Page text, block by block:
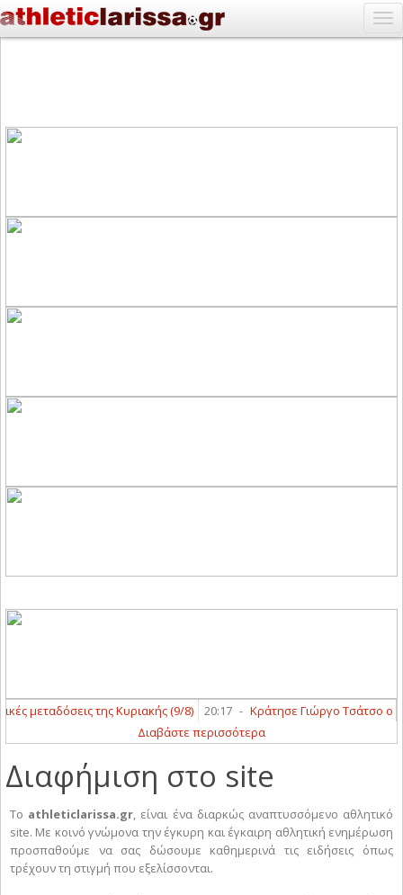
μεταδόσεις της Κυριακής (9/8) 20:17 -
Κράτησε Γιώργο Τσάτσο ο
Διαβάστε περισσότερα
Διαφήμιση στο site
Το athleticlarissa.gr, είναι ένα διαρκώς αναπτυσσόμενο αθλητικό
site. Με κοινό γνώμονα την έγκυρη και έγκαιρη αθλητική ενημέρωση
προσπαθούμε να σας δώσουμε καθημερινά τις ειδήσεις όπως
τρέχουν τη στιγμή που εξελίσσονται.